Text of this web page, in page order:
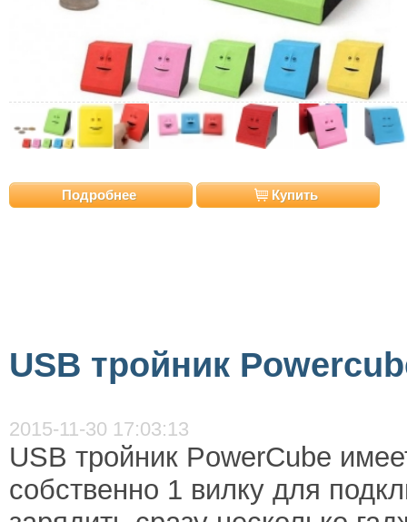
Подробнее Купить
USB тройник
2015-11-30 17:03:13
USB тройник PowerCube
собственно 1 вилку для